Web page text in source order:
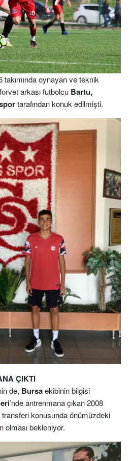
takımında oynayan ve teknik
arkası futbolcu Bartu,
tarafından konuk edilmişti.
ÇIKTI
de, Bursaekibinin bilgisi
’nde antrenmana çıkan 2008
transferi konusunda önümüzdeki
olması bekleniyor.